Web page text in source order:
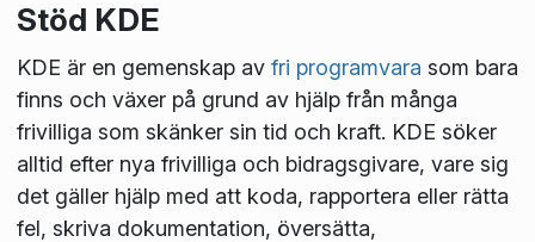
Stöd KDE
KDE är en gemenskap av fri programvara som bara
finns och växer på grund av hjälp från många
frivilliga som skänker sin tid och kraft. KDE söker
alltid efter nya frivilliga och bidragsgivare, vare sig
det gäller hjälp med att koda, rapportera eller rätta
fel, skriva dokumentation, översätta,